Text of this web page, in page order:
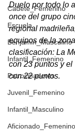
Cadete_Femenino
Escuela
Benjamin_Masculino
Infantil_Femenino
Patrocinadores
Juvenil_Femenino
Infantil_Masculino
Aficionado_Femenino
Duelo por todo lo
once del grupo
regional
equipos de la
clasificación: La
con 23 puntos y
con 22 puntos.